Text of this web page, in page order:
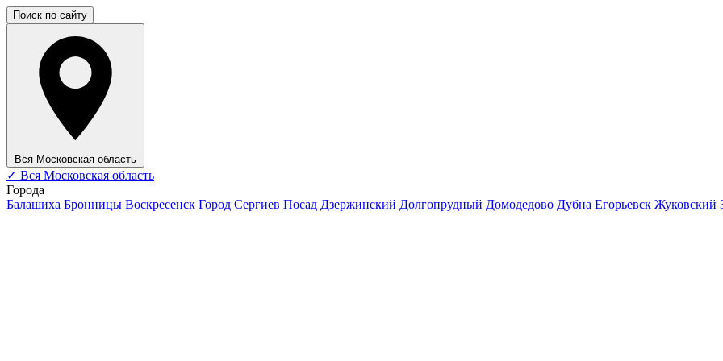
Поиск по сайту
Вся Московская область
✓ Вся Московская область
Города
Балашиха Бронницы Воскресенск Город Сергиев Посад Дзержинский Долгопрудный Домодедово Дубна Егорьевск Жуковский